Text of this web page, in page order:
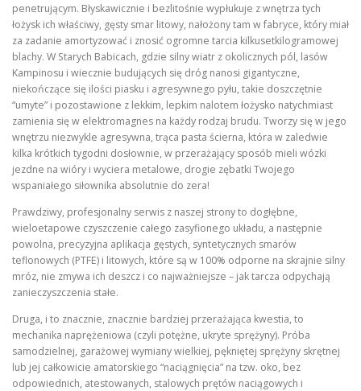
penetrującym. Błyskawicznie i bezlitośnie wypłukuje z wnętrza tych
łożysk ich właściwy, gęsty smar litowy, nałożony tam w fabryce, który miał
za zadanie amortyzować i znosić ogromne tarcia kilkusetkilogramowej
blachy. W Starych Babicach, gdzie silny wiatr z okolicznych pól, lasów
Kampinosu i wiecznie budujących się dróg nanosi gigantyczne,
niekończące się ilości piasku i agresywnego pyłu, takie doszczętnie
“umyte” i pozostawione z lekkim, lepkim nalotem łożysko natychmiast
zamienia się w elektromagnes na każdy rodzaj brudu. Tworzy się w jego
wnętrzu niezwykle agresywna, trąca pasta ścierna, która w zaledwie
kilka krótkich tygodni dosłownie, w przerażający sposób mieli wózki
jezdne na wióry i wyciera metalowe, drogie zębatki Twojego
wspaniałego siłownika absolutnie do zera!
Prawdziwy, profesjonalny serwis z naszej strony to dogłębne,
wieloetapowe czyszczenie całego zasyfionego układu, a następnie
powolna, precyzyjna aplikacja gęstych, syntetycznych smarów
teflonowych (PTFE) i litowych, które są w 100% odporne na skrajnie silny
mróz, nie zmywa ich deszcz i co najważniejsze – jak tarcza odpychają
zanieczyszczenia stałe.
Druga, i to znacznie, znacznie bardziej przerażająca kwestia, to
mechanika naprężeniowa (czyli potężne, ukryte sprężyny). Próba
samodzielnej, garażowej wymiany wielkiej, pękniętej sprężyny skrętnej
lub jej całkowicie amatorskiego “naciągnięcia” na tzw. oko, bez
odpowiednich, atestowanych, stalowych prętów naciągowych i